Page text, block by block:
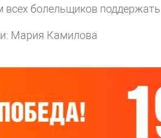
всех болельщиков
Мария Камилова